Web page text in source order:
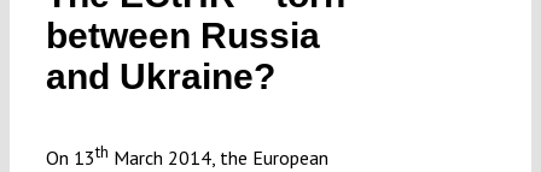
between Russia
and Ukraine?
On 13th March 2014, the European